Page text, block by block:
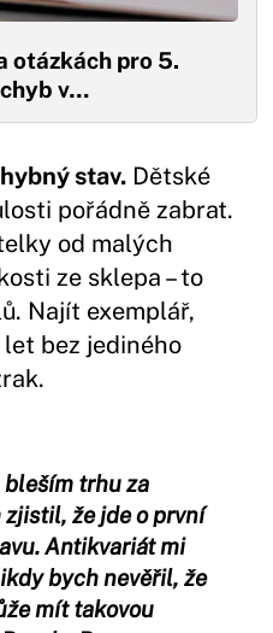
otázkách pro 5.
v…
stav. Dětské
pořádně zabrat.
od malých
ze sklepa – to
Najít exemplář,
bez jediného
bleším trhu za
zjistil, že jde o první
Antikvariát mi
bych nevěřil, že
mít takovou